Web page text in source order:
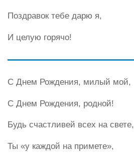
Поздравок тебе дарю я,
И целую горячо!
С Днем Рождения, милый мой,
С Днем Рождения, родной!
Будь счастливей всех на свете,
Ты «у каждой на примете»,